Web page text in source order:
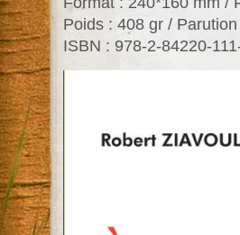
Poids : 408 gr /
ISBN : 978-2-84220-